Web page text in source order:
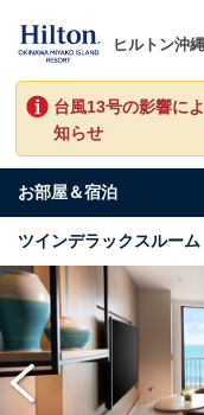
ヒルトン沖
台風13号の影響に
知らせ
お部屋＆宿泊
ツインデラックスルー